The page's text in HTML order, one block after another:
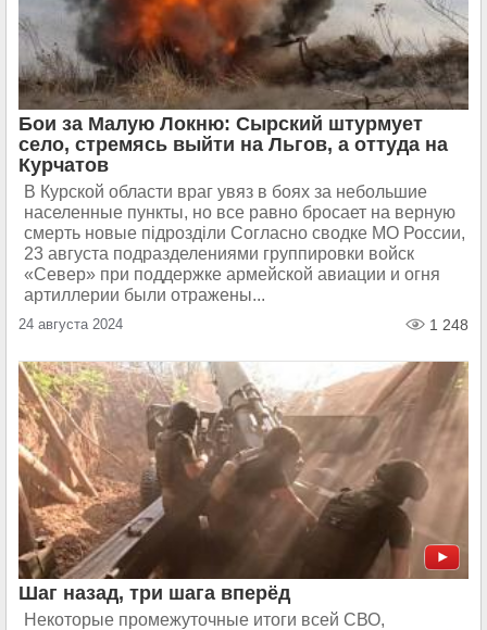
Бои за Малую Локню: Сырский штурмует
село, стремясь выйти на Льгов, а оттуда на
Курчатов
В Курской области враг увяз в боях за небольшие
населенные пункты, но все равно бросает на верную
смерть новые пiдроздiли Согласно сводке МО России,
23 августа подразделениями группировки войск
«Север» при поддержке армейской авиации и огня
артиллерии были отражены...
24 августа 2024 1 248
Шаг назад, три шага вперёд
Некоторые промежуточные итоги всей СВО,